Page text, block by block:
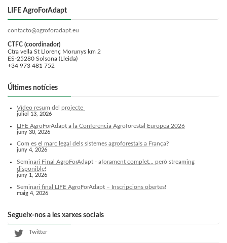
LIFE AgroForAdapt
contacto@agroforadapt.eu
CTFC (coordinador)
Ctra vella St Llorenç Morunys km 2
ES-25280 Solsona (Lleida)
+34 973 481 752
Últimes notícies
Vídeo resum del projecte
juliol 13, 2026
LIFE AgroForAdapt a la Conferència Agroforestal Europea 2026
juny 30, 2026
Com es el marc legal dels sistemes agroforestals a França?
juny 4, 2026
Seminari Final AgroForAdapt - aforament complet... però streaming
disponible!
juny 1, 2026
Seminari final LIFE AgroForAdapt – Inscripcions obertes!
maig 4, 2026
Segueix-nos a les xarxes socials
Twitter